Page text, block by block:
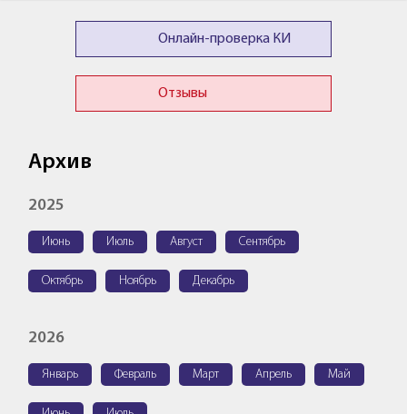
Онлайн-проверка КИ
Отзывы
Архив
2025
Июнь Июль Август Сентябрь
Октябрь Ноябрь Декабрь
2026
Январь Февраль Март Апрель Май